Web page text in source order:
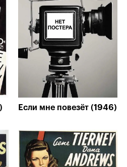
Если мне повезёт (1946)